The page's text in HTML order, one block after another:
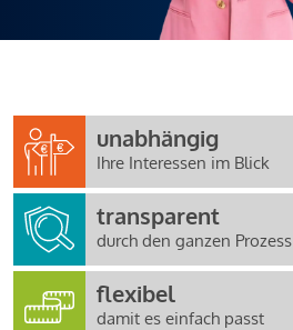
unabhängig
Ihre Interessen im Blick
transparent
durch den ganzen Prozess
flexibel
damit es einfach passt